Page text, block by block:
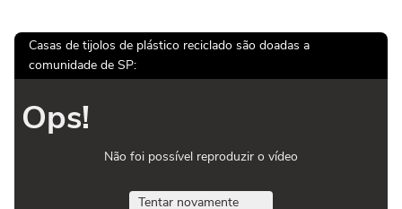
Casas de tijolos de plástico reciclado são doadas a
comunidade de SP:
Ops!
Não foi possível reproduzir o vídeo
Tentar novamente